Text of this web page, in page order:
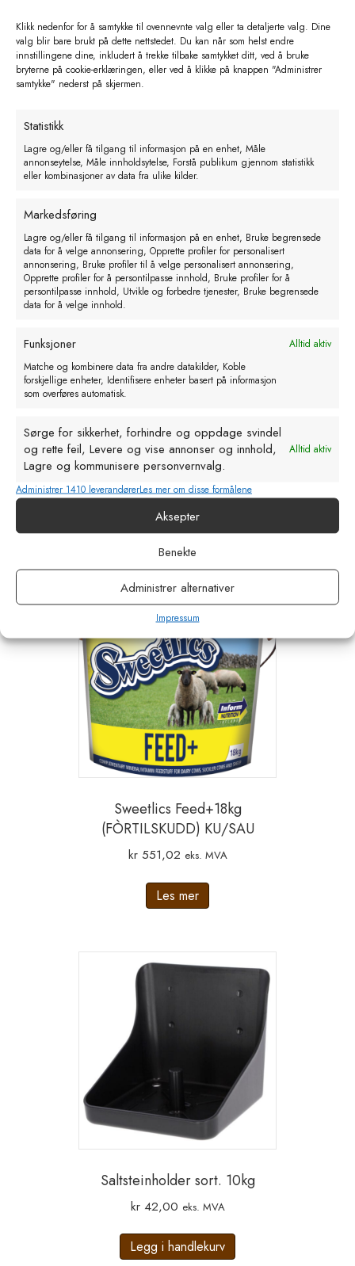
Klikk nedenfor for å samtykke til ovennevnte valg eller ta detaljerte valg. Dine
valg blir bare brukt på dette nettstedet. Du kan når som helst endre
innstillingene dine, inkludert å trekke tilbake samtykket ditt, ved å bruke
bryterne på cookie-erklæringen, eller ved å klikke på knappen "Administrer
samtykke" nederst på skjermen.
Statistikk
Lagre og/eller få tilgang til informasjon på en enhet, Måle
annonseytelse, Måle innholdsytelse, Forstå publikum gjennom statistikk
eller kombinasjoner av data fra ulike kilder.
Markedsføring
Lagre og/eller få tilgang til informasjon på en enhet, Bruke begrensede
data for å velge annonsering, Opprette profiler for personalisert
annonsering, Bruke profiler til å velge personalisert annonsering,
Opprette profiler for å persontilpasse innhold, Bruke profiler for å
persontilpasse innhold, Utvikle og forbedre tjenester, Bruke begrensede
data for å velge innhold.
Funksjoner
Alltid aktiv
Matche og kombinere data fra andre datakilder, Koble
forskjellige enheter, Identifisere enheter basert på informasjon
som overføres automatisk.
Sørge for sikkerhet, forhindre og oppdage svindel
og rette feil, Levere og vise annonser og innhold,
Lagre og kommunisere personvernvalg.
Alltid aktiv
Administrer 1410 leverandørerLes mer om disse formålene
Aksepter
Benekte
Administrer alternativer
Impressum
Legg i handlekurv
Sweetlics sau 20kg GRØNN bøtte
kr535,00 eks. MVA
Relaterte produkter
Sweetlics Feed+18kg
(FÒRTILSKUDD) KU/SAU
kr551,02 eks. MVA
Les mer
Saltsteinholder sort. 10kg
kr42,00 eks. MVA
Legg i handlekurv